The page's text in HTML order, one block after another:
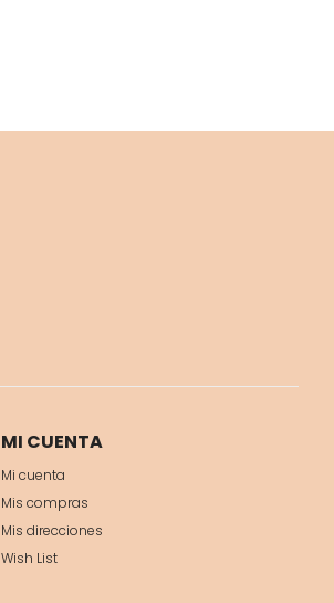
MI CUENTA
Mi cuenta
Mis compras
Mis direcciones
Wish List